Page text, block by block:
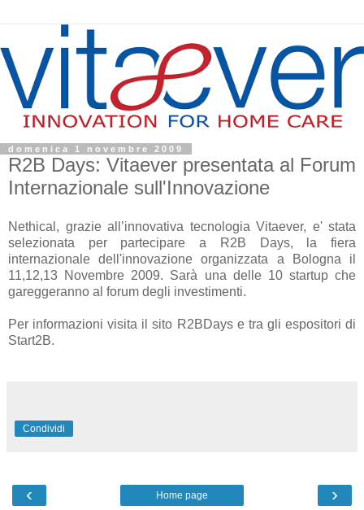
domenica 1 novembre 2009
R2B Days: Vitaever presentata al Forum
Internazionale sull'Innovazione
Nethical, grazie all’innovativa tecnologia Vitaever, e' stata
selezionata per partecipare a R2B Days, la fiera
internazionale dell'innovazione organizzata a Bologna il
11,12,13 Novembre 2009. Sarà una delle 10 startup che
gareggeranno al forum degli investimenti.
Per informazioni visita il sito R2BDays e tra gli espositori di
Start2B.
Condividi
‹ ›
Home page